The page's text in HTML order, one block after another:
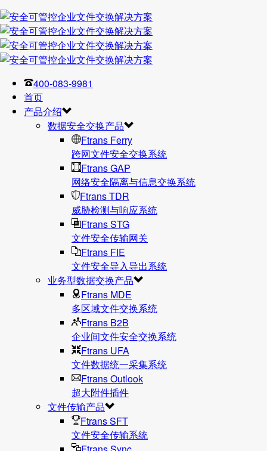
400-083-9981
首页
产品介绍
数据安全交换产品
Ftrans Ferry
跨网文件安全交换系统
Ftrans GAP
网络安全隔离与信息交换系统
Ftrans TDR
威胁检测与响应系统
Ftrans STG
文件安全传输网关
Ftrans FIE
文件安全导入导出系统
业务型数据交换产品
Ftrans MDE
多区域文件交换系统
Ftrans B2B
企业间文件安全交换系统
Ftrans UFA
文件数据统⼀采集系统
Ftrans Outlook
超大附件插件
文件传输产品
Ftrans SFT
文件安全传输系统